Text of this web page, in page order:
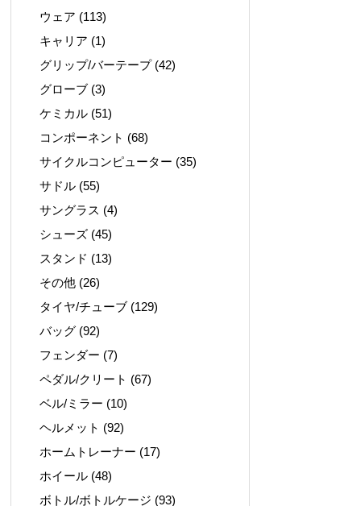
ウェア (113)
キャリア (1)
グリップ/バーテープ(42)
グローブ (3)
ケミカル (51)
コンポーネント (68)
サイクルコンピューター (35)
サドル (55)
サングラス (4)
シューズ (45)
スタンド (13)
その他 (26)
タイヤ/チューブ (129)
バッグ (92)
フェンダー (7)
ペダル/クリート (67)
ベル/ミラー (10)
ヘルメット (92)
ホームトレーナー (17)
ホイール (48)
ボトル/ボトルケージ (93)